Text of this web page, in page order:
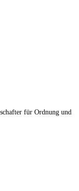
für Ordnung und